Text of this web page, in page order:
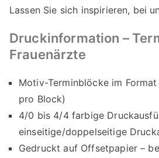
Lassen Sie sich inspirieren, bei
Druckinformation –
Frauenärzte
Motiv-Terminblöcke im
pro Block)
4/0 bis 4/4 farbige
einseitige/doppelseitige
Gedruckt auf Offsetpapier –